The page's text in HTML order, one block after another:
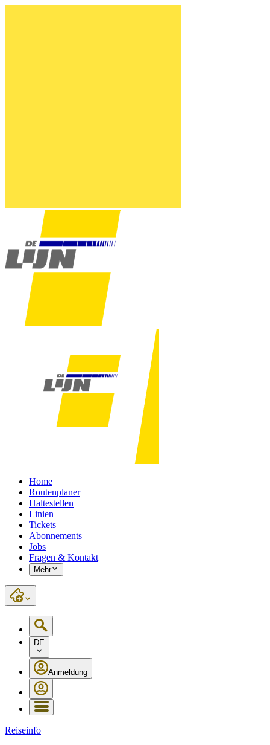
Home
Routenplaner
Haltestellen
Linien
Tickets
Abonnements
Jobs
Fragen & Kontakt
Mehr
DE
Anmeldung
Reiseinfo